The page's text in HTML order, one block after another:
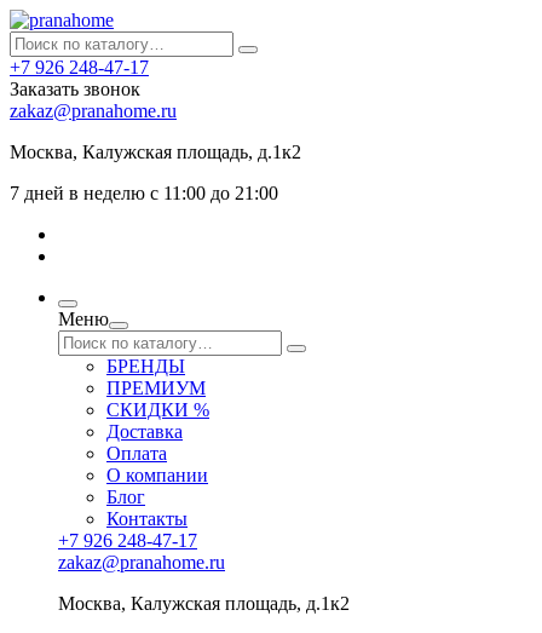
+7 926 248-47-17
Заказать звонок
zakaz@pranahome.ru
Москва, Калужская площадь, д.1к2
7 дней в неделю с 11:00 до 21:00
Меню
БРЕНДЫ
ПРЕМИУМ
СКИДКИ %
Доставка
Оплата
О компании
Блог
Контакты
+7 926 248-47-17
zakaz@pranahome.ru
Москва, Калужская площадь, д.1к2